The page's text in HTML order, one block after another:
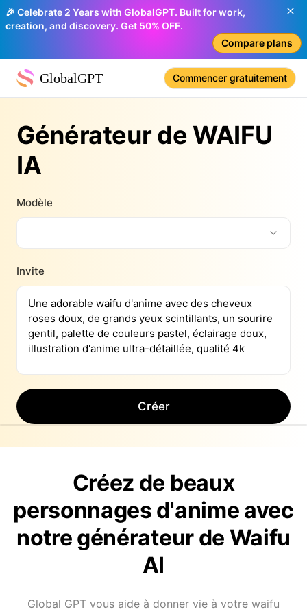
🎉 Celebrate 2 Years with GlobalGPT. Built for work,
creation, and discovery. Get 50% OFF.
Compare plans
GlobalGPT Commencer gratuitement
Générateur de WAIFU
IA
Modèle
Invite
Créer
Créez de beaux
personnages d'anime avec
notre générateur de Waifu
AI
Global GPT vous aide à donner vie à votre waifu